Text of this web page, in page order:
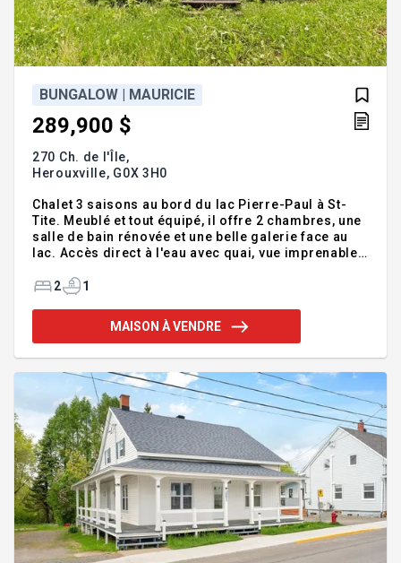
BUNGALOW | MAURICIE
289,900 $
270 Ch. de l'Île,
Herouxville, G0X 3H0
Chalet 3 saisons au bord du lac Pierre-Paul à St-
Tite. Meublé et tout équipé, il offre 2 chambres, une
salle de bain rénovée et une belle galerie face au
lac. Accès direct à l'eau avec quai, vue imprenable
Une vraie oasis de tranquillité, prête à profiter dès
Niché au bord du lac Pierre-Paul, ce chalet 3
saisons vous offre un accès direct à l'eau, un quai
ce cadre enchanteur.
2 1
MAISON À VENDRE